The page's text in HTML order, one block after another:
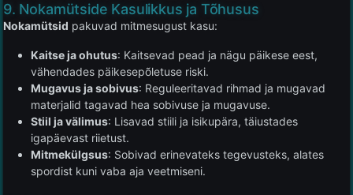
9. Nokamütside Kasulikkus ja Tõhusus
Nokamütsid pakuvad mitmesugust kasu:
Kaitse ja ohutus: Kaitsevad pead ja nägu päikese eest,
vähendades päikesepõletuse riski.
Mugavus ja sobivus: Reguleeritavad rihmad ja mugavad
materjalid tagavad hea sobivuse ja mugavuse.
Stiil ja välimus: Lisavad stiili ja isikupära, täiustades
igapäevast riietust.
Mitmekülgsus: Sobivad erinevateks tegevusteks, alates
spordist kuni vaba aja veetmiseni.